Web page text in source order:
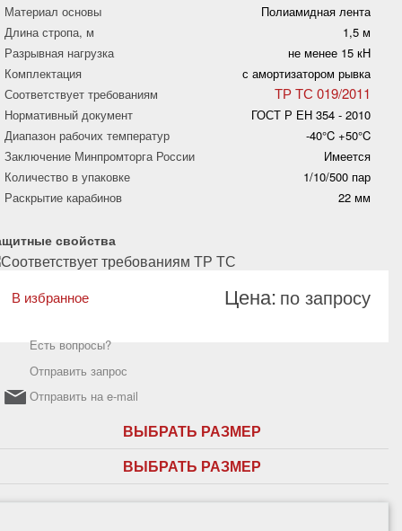
Материал основы
Полиамидная лента
Длина стропа, м
1,5 м
Разрывная нагрузка
не менее 15 кН
Комплектация
с амортизатором рывка
Соответствует требованиям
ТР ТС 019/2011
Нормативный документ
ГОСТ Р ЕН 354 - 2010
Диапазон рабочих температур
-40°C +50°C
Заключение Минпромторга России
Имеется
Количество в упаковке
1/10/500 пар
Раскрытие карабинов
22 мм
свойства
Цена: по запросу
В избранное
Есть вопросы?
Отправить запрос
Отправить на e-mail
ВЫБРАТЬ РАЗМЕР
ВЫБРАТЬ РАЗМЕР